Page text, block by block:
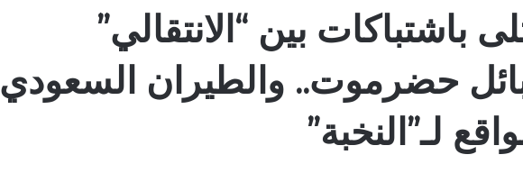
باشتباكات بين “الانتقالي”
حضرموت.. والطيران السعودي
لـ”النخبة”